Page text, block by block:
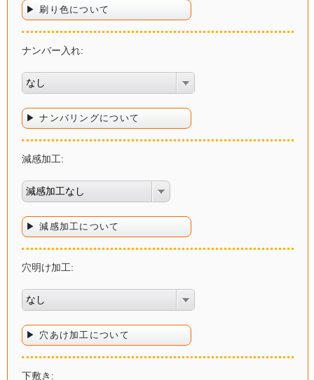
▶ 刷り色について
ナンバー入れ:
なし
▶ ナンバリングについて
減感加工:
減感加工なし
▶ 減感加工について
穴明け加工:
なし
▶ 穴あけ加工について
下敷き: